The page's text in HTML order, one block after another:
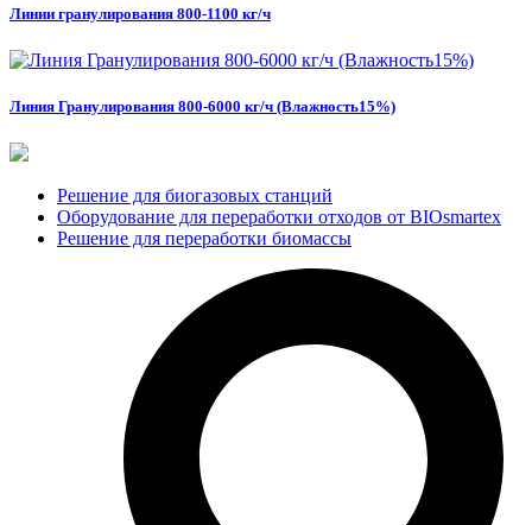
Линии гранулирования 800-1100 кг/ч
Линия Гранулирования 800-6000 кг/ч (Влажность15%)
Решение для биогазовых станций
Оборудование для переработки отходов от BIOsmartex
Решение для переработки биомассы